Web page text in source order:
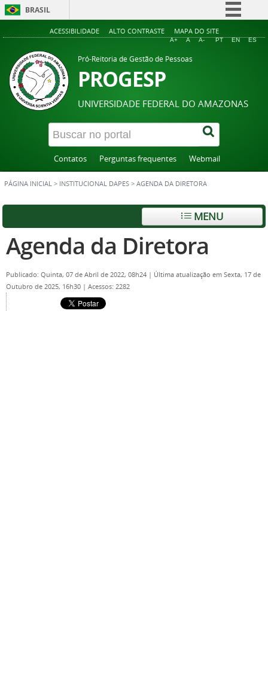
BRASIL
Simplifique!
Acesso à informação
Legislação
Canais
ACESSIBILIDADE ALTO CONTRASTE MAPA DO SITE
A+ A A- PT EN ES
Pró-Reitoria de Gestão de Pessoas
PROGESP
UNIVERSIDADE FEDERAL DO AMAZONAS
Contatos Perguntas frequentes Webmail
PÁGINA INICIAL > INSTITUCIONAL DAPES > AGENDA DA DIRETORA
MENU
Agenda da Diretora
Publicado: Quinta, 07 de Abril de 2022, 08h24 | Última atualização em Sexta, 17 de
Outubro de 2025, 16h30 | Acessos: 2282